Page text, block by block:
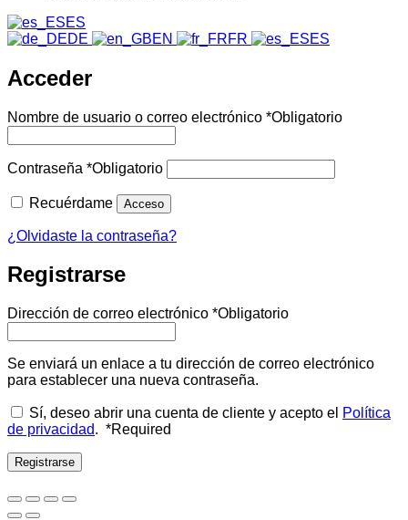
ES
DE
EN FR ES
Acceder
Nombre de usuario o correo electrónico *Obligatorio
Contraseña *Obligatorio
Recuérdame Acceso
¿Olvidaste la contraseña?
Registrarse
Dirección de correo electrónico *Obligatorio
Se enviará un enlace a tu dirección de correo electrónico
para establecer una nueva contraseña.
Sí, deseo abrir una cuenta de cliente y acepto el Política
de privacidad. *Required
Registrarse